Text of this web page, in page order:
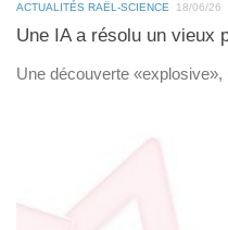
ACTUALITÉS RAËL-SCIENCE 18/06/26
Une IA a résolu un vieux
Une découverte